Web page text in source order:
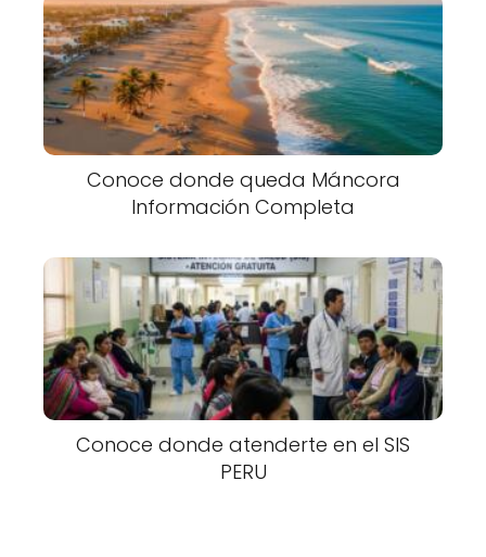
Conoce donde queda Máncora
Información Completa
Conoce donde atenderte en el SIS
PERU